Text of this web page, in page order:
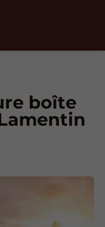
boîte